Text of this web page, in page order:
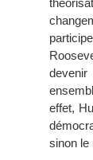
effet,
sinon le